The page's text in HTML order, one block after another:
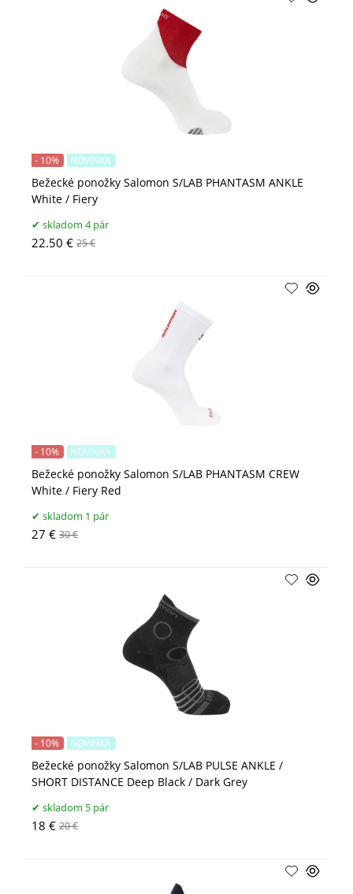
Bežecké ponožky Salomon S/LAB PHANTASM ANKLE
White / Fiery
- 10% NOVINKA
skladom 4 pár
22.50 € 25 €
Bežecké ponožky Salomon S/LAB PHANTASM CREW
White / Fiery Red
- 10% NOVINKA
skladom 1 pár
27 € 30 €
Bežecké ponožky Salomon S/LAB PULSE ANKLE /
SHORT DISTANCE Deep Black / Dark Grey
- 10% NOVINKA
skladom 5 pár
18 € 20 €